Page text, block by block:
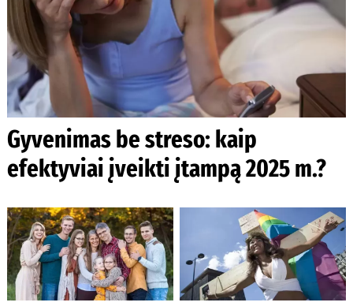
Gyvenimas be streso: kaip
efektyviai įveikti įtampą 2025 m.?